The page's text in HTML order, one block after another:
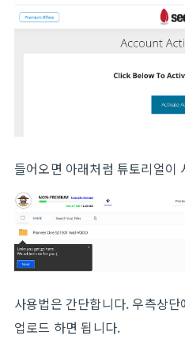
들어오면 아래처럼 튜토리얼이
사용법은 간단합니다. 우측상
업로드 하면 됩니다.